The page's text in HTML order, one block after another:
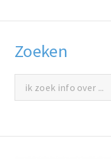
Zoeken